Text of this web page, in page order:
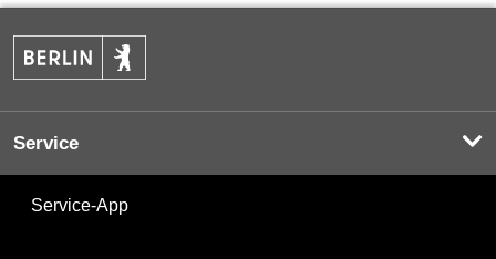
Service
Service-App